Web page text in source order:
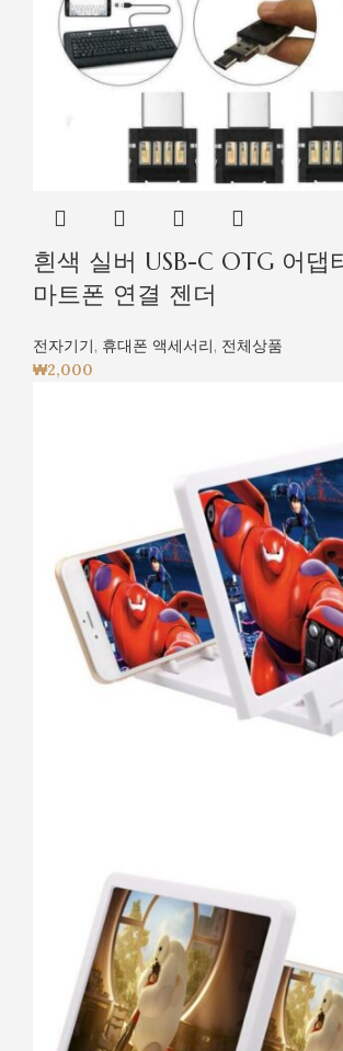
흰색 실버 USB-C OTG 어댑
마트폰 연결 젠더
전자기기, 휴대폰 액세서리, 전체상품
₩2,000